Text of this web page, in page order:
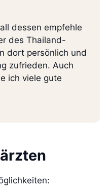
dessen empfehle
des Thailand-
dort persönlich und
zufrieden. Auch
ich viele gute